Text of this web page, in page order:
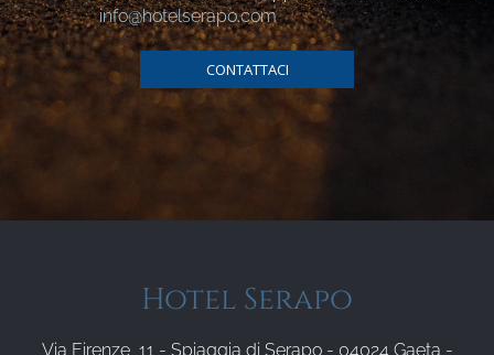
info@hotelserapo.com
CONTATTACI
Hotel Serapo
Via Firenze, 11 - Spiaggia di Serapo - 04024 Gaeta -